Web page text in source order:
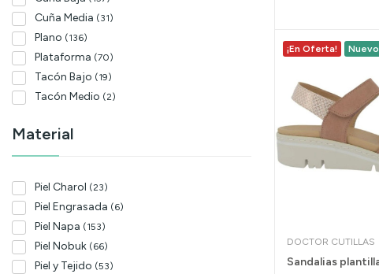
Cuña Media (31)
Plano (136)
Plataforma (70)
Tacón Bajo (19)
Tacón Medio (2)
Material
Piel Charol (23)
Piel Engrasada (6)
Piel Napa (153)
Piel Nobuk (66)
Piel y Tejido (53)
¡En Oferta! Nuevo
DOCTOR CUTILLAS